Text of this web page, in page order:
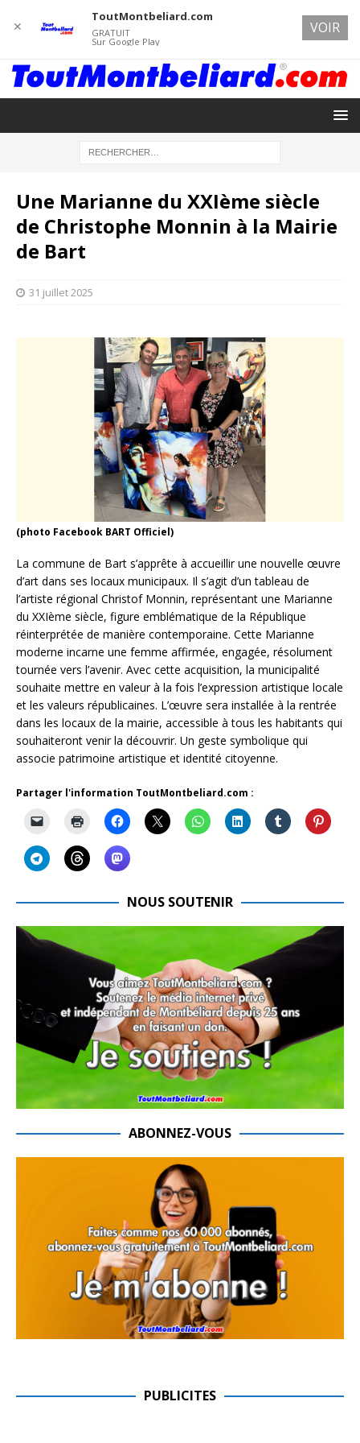
Une Marianne du XXIème siècle
de Christophe Monnin à la Mairie
de Bart
31 juillet 2025
(photo Facebook BART Officiel)
La commune de Bart s’apprête à accueillir une nouvelle œuvre
d’art dans ses locaux municipaux. Il s’agit d’un tableau de
l’artiste régional Christof Monnin, représentant une Marianne
du XXIème siècle, figure emblématique de la République
réinterprétée de manière contemporaine. Cette Marianne
moderne incarne une femme affirmée, engagée, résolument
tournée vers l’avenir. Avec cette acquisition, la municipalité
souhaite mettre en valeur à la fois l’expression artistique locale
et les valeurs républicaines. L’œuvre sera installée à la rentrée
dans les locaux de la mairie, accessible à tous les habitants qui
souhaiteront venir la découvrir. Un geste symbolique qui
associe patrimoine artistique et identité citoyenne.
Partager l'information ToutMontbeliard.com :
NOUS SOUTENIR
ABONNEZ-VOUS
PUBLICITES
✕
ToutMontbeliard.com
GRATUIT
Sur Google Play
VOIR